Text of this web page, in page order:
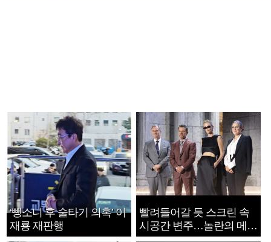
‘뺑소니 후 술타기 의혹’ 이
재룡 재판행
빨려들어갈 듯 스크린 속
시공간 변주…놀란의 메시
지는 ‘전쟁 속죄’